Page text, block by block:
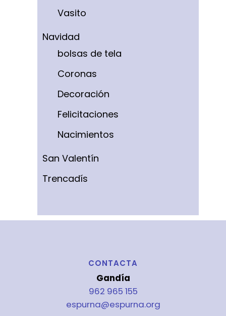
Vasito
Navidad
bolsas de tela
Coronas
Decoración
Felicitaciones
Nacimientos
San Valentín
Trencadís
CONTACTA
Gandía
962 965 155
espurna@espurna.org